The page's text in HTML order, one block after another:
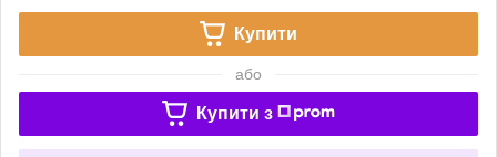
Купити
або
Купити з